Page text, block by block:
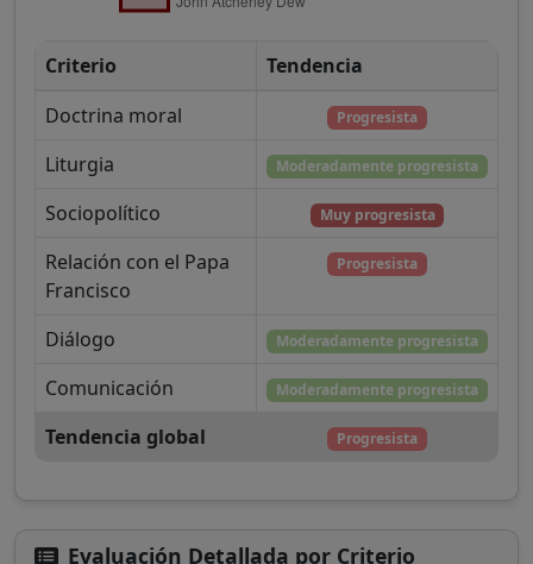
Criterio
Tendencia
Doctrina moral
Progresista
Liturgia Moderadamente progresista
Sociopolítico Muy progresista
Relación con el Papa
Francisco
Progresista
Diálogo Moderadamente progresista
Comunicación Moderadamente progresista
Tendencia global Progresista
Evaluación Detallada por Criterio